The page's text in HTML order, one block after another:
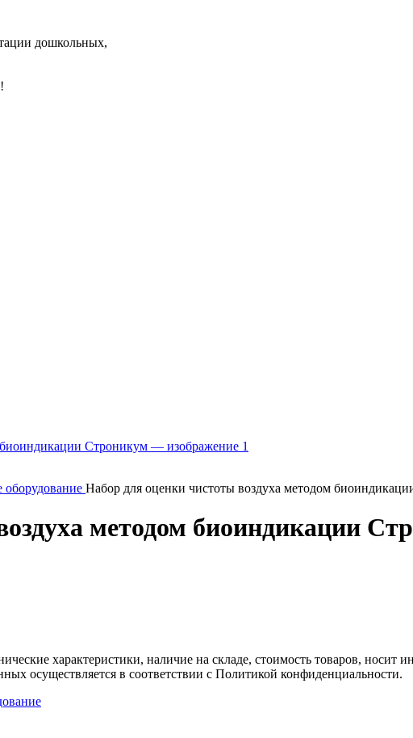
дошкольных,
Набор для оценки чистоты воздуха методом
методом биоиндикации
характеристики, наличие на складе, стоимость товаров,
осуществляется в соответствии с Политикой конфиденциальности.